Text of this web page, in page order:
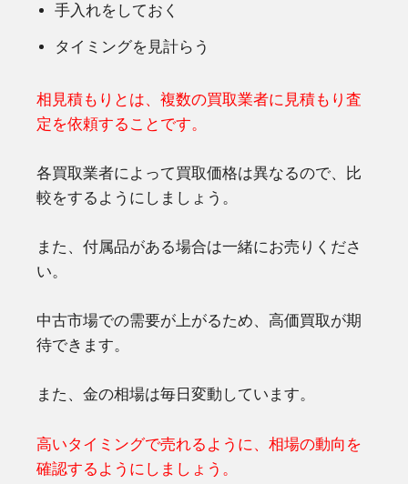
手入れをしておく
タイミングを見計らう
相見積もりとは、複数の買取業者に見積もり査
定を依頼することです。
各買取業者によって買取価格は異なるので、比
較をするようにしましょう。
また、付属品がある場合は一緒にお売りくださ
い。
中古市場での需要が上がるため、高価買取が期
待できます。
また、金の相場は毎日変動しています。
高いタイミングで売れるように、相場の動向を
確認するようにしましょう。